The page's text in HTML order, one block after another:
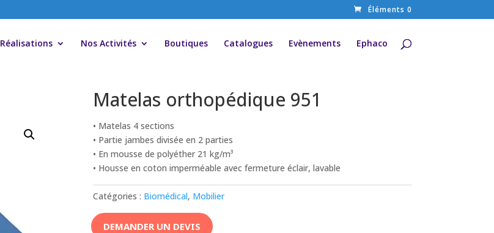
Éléments 0
Réalisations Nos Activités Boutiques Catalogues Evènements Ephaco
Matelas orthopédique 951
• Matelas 4 sections
• Partie jambes divisée en 2 parties
• En mousse de polyéther 21 kg/m³
• Housse en coton imperméable avec fermeture éclair, lavable
Catégories : Biomédical, Mobilier
DEMANDER UN DEVIS